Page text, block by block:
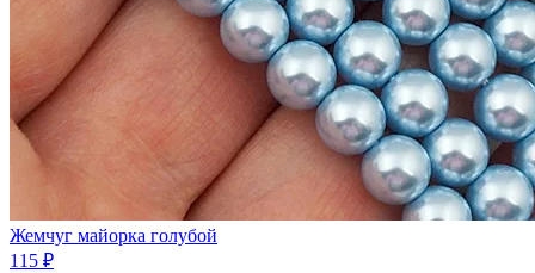
Жемчуг майорка голубой
115 ₽